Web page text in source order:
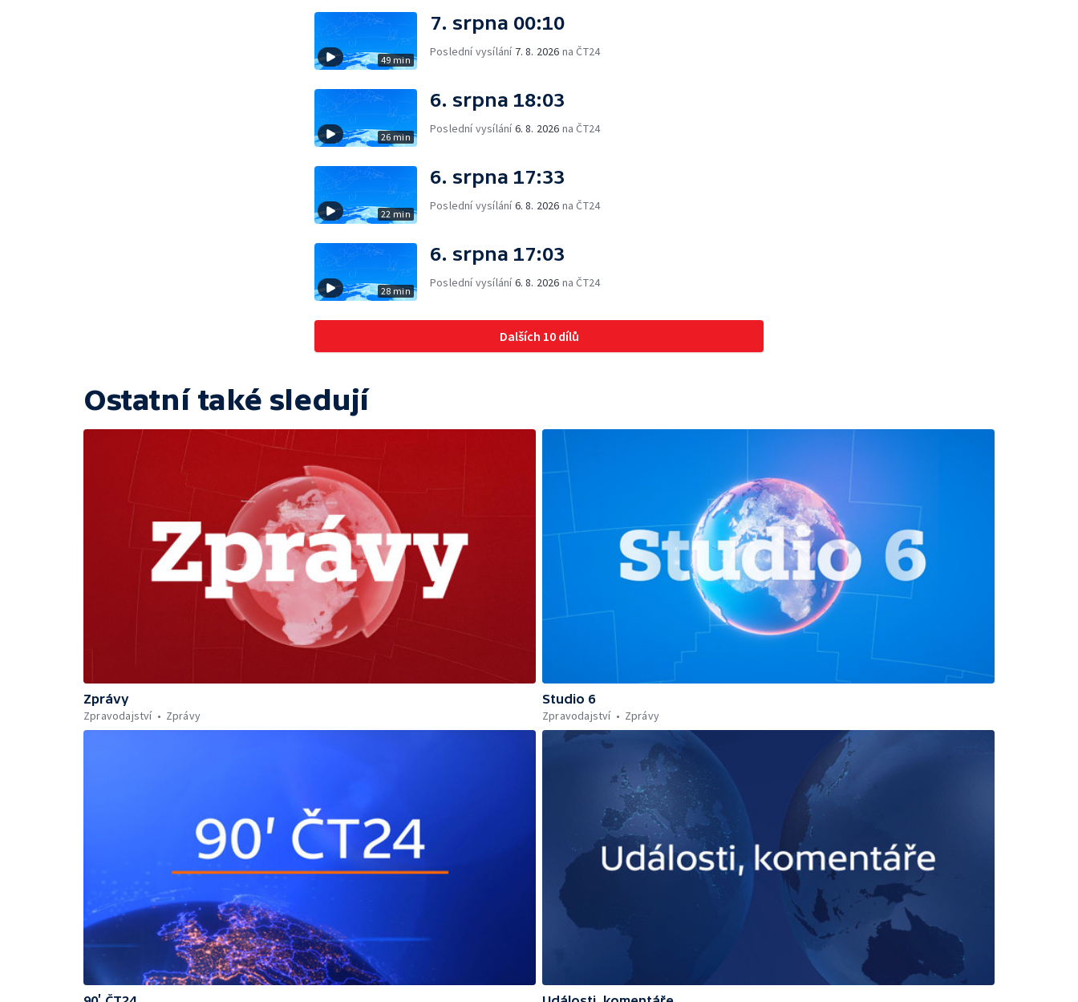
49 min
7. srpna 00:10
Poslední vysílání 7. 8. 2026 na ČT24
26 min
6. srpna 18:03
Poslední vysílání6. 8. 2026 na ČT24
22 min
6. srpna 17:33
Poslední vysílání6. 8. 2026 na ČT24
28 min
6. srpna 17:03
Poslední vysílání6. 8. 2026 na ČT24
Dalších 10 dílů
Ostatní také sledují
Zprávy
Zpravodajství
Zprávy
Studio 6
Zpravodajství
Zprávy